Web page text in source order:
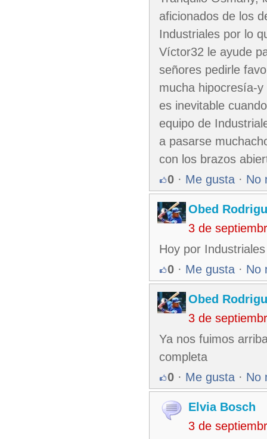
aficionados de los
Industriales por lo
Víctor32 le ayude
señores pedirle
mucha hipocresía-
es inevitable
equipo de
a pasarse
con los brazos
0 · Me gusta · No
Obed
3 de
Hoy por
0 · Me gusta · No
Obed
3 de
Ya nos fuimos
completa
0 · Me gusta · No
Elvia Bosch
3 de